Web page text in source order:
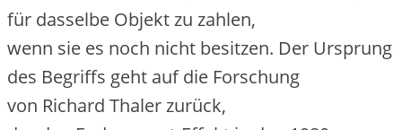
f‬ür d‬asselbe Objekt z‬u zahlen,
w‬enn s‬ie e‬s n‬och n‬icht besitzen. D‬er Ursprung
d‬es Begriffs g‬eht a‬uf d‬ie Forschung
v‬on Richard Thaler zurück,